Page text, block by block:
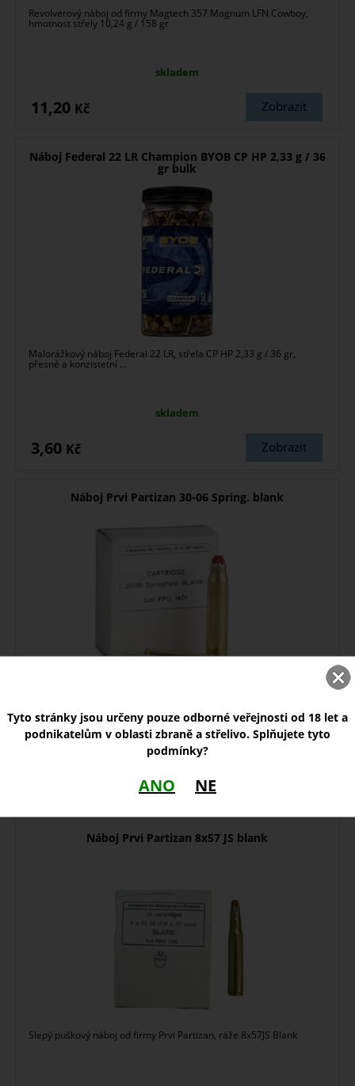
Revolverový náboj od firmy Magtech 357 Magnum LFN Cowboy,
hmotnost střely 10,24 g / 158 gr
skladem
Zobrazit
11,20 Kč
Náboj Federal 22 LR Champion BYOB CP HP 2,33 g / 36
gr bulk
Malorážkový náboj Federal 22 LR, střela CP HP 2,33 g / 36 gr,
přesné a konzistetní ...
skladem
Zobrazit
3,60 Kč
Náboj Prvi Partizan 30-06 Spring. blank
skladem
Náboj Prvi Partizan 8x57 JS blank
Slepý puškový náboj od firmy Prvi Partizan, ráže 8x57JS Blank
Tyto stránky jsou určeny pouze odborné veřejnosti od 18 let a
podnikatelům v oblasti zbraně a střelivo. Splňujete tyto
podmínky?
ANO NE